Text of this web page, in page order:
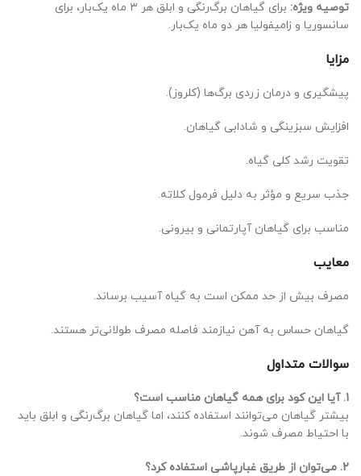
توصیه ویژه:
برای گیاهان برگ‌رنگی و ابلق هر ۳ ماه یک‌بار، برای
سانسوریا و زامیفولیا هر دو ماه یک‌بار.
مزایا
پیشگیری و درمان زردی برگ‌ها (کلروز).
افزایش سبزینگی و شادابی گیاهان.
تقویت رشد کلی گیاه.
جذب سریع و مؤثر به دلیل فرمول کلاته.
مناسب برای گیاهان آپارتمانی و بیرونی.
معایب
مصرف بیش از حد ممکن است به گیاه آسیب برساند.
گیاهان حساس به آهن نیازمند فاصله مصرف طولانی‌تر هستند.
سوالات متداول
1. آیا این کود برای همه گیاهان مناسب است؟
بیشتر گیاهان می‌توانند استفاده کنند، اما گیاهان برگ‌رنگی و ابلق باید
با احتیاط مصرف شوند.
2. می‌توان از طریق غبارپاشی استفاده کرد؟